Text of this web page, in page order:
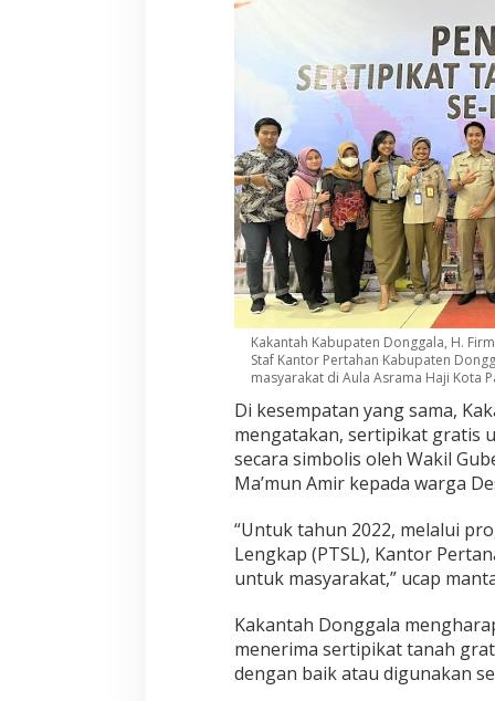
Kakantah Kabupaten Donggala, H.
Staf Kantor Pertahan Kabupaten
masyarakat di Aula Asrama Haji Kota
Di kesempatan yang sama,
mengatakan, sertipikat gratis
secara simbolis oleh Wakil
Ma’mun Amir kepada warga
“Untuk tahun 2022, melalui
Lengkap (PTSL), Kantor
untuk masyarakat,” ucap
Kakantah Donggala
menerima sertipikat tanah
dengan baik atau digunakan